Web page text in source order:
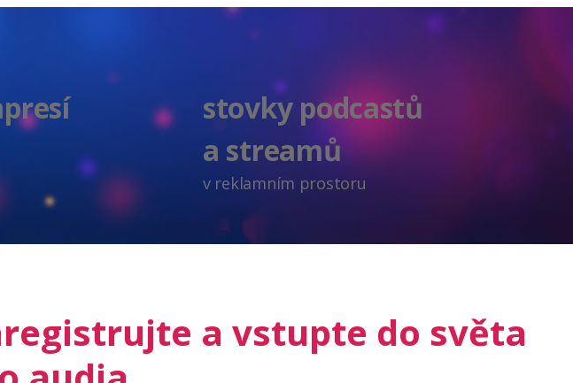
stovky podcastů
a streamů
v reklamním prostoru
a vstupte do světa